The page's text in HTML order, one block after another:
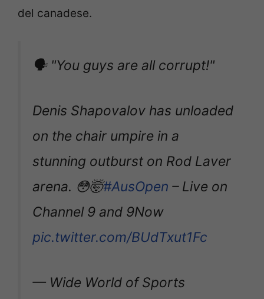
del canadese.
🗣️ "You guys are all corrupt!"
Denis Shapovalov has unloaded
on the chair umpire in a
stunning outburst on Rod Laver
arena. 😳🤯#AusOpen – Live on
Channel 9 and 9Now
pic.twitter.com/BUdTxut1Fc
— Wide World of Sports